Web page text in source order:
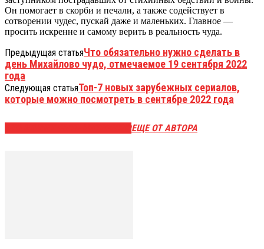
Он помогает в скорби и печали, а также содействует в
сотворении чудес, пускай даже и маленьких. Главное —
просить искренне и самому верить в реальность чуда.
Предыдущая статьяЧто обязательно нужно сделать в
день Михайлово чудо, отмечаемое 19 сентября 2022
года
Следующая статьяТоп-7 новых зарубежных сериалов,
которые можно посмотреть в сентябре 2022 года
ЕЩЕ ОТ АВТОРА